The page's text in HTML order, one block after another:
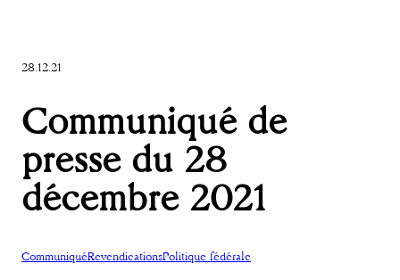
28.12.21
Communiqué de
presse du 28
décembre 2021
CommuniquéRevendicationsPolitique fédérale